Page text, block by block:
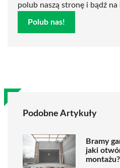
polub naszą stronę i bądź na
Polub nas!
Podobne Artykuły
Bramy
jaki
montażu?